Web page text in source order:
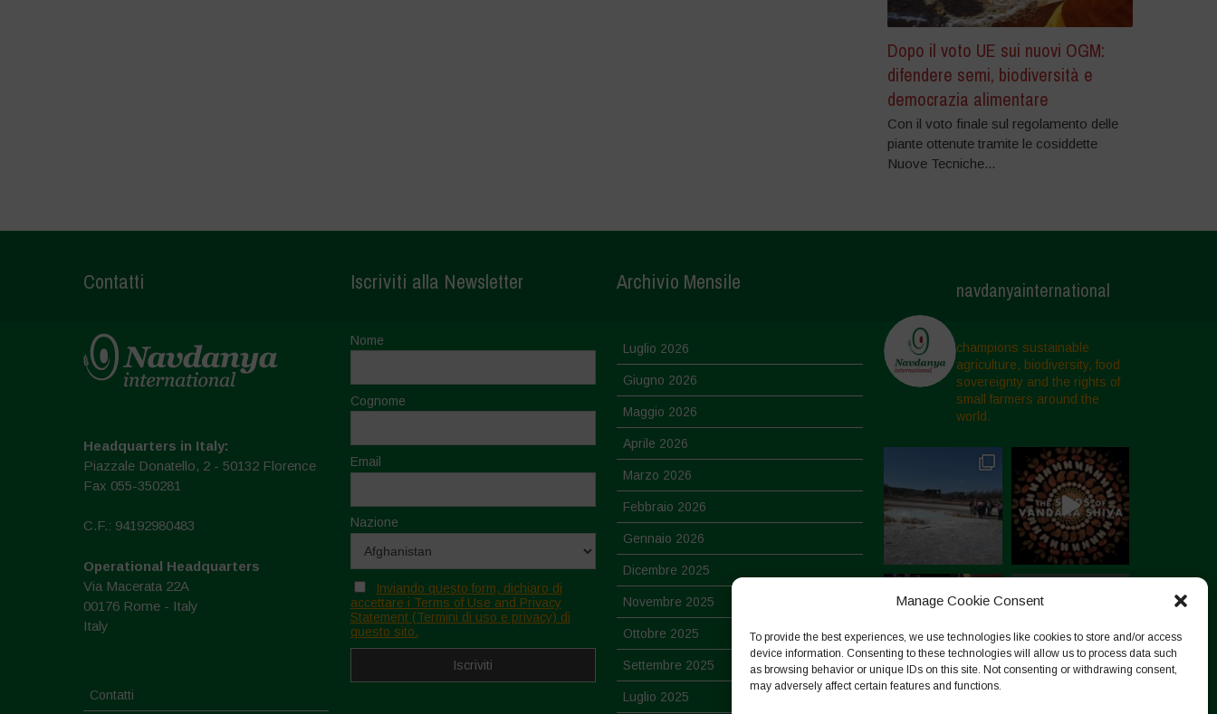
Manage Cookie Consent
To provide the best experiences, we use technologies like cookies to store and/or access
device information. Consenting to these technologies will allow us to process data such
as browsing behavior or unique IDs on this site. Not consenting or withdrawing consent,
may adversely affect certain features and functions.
Dopo il voto UE sui nuovi OGM:
difendere semi, biodiversità e
democrazia alimentare
Con il voto finale sul regolamento delle
piante ottenute tramite le cosiddette
Nuove Tecniche...
Contatti
Headquarters in Italy:
Piazzale Donatello, 2 - 50132 Florence
Fax 055-350281
C.F.: 94192980483
Operational Headquarters
Via Macerata 22A
00176 Rome - Italy
Italy
Contatti
Iscriviti alla Newsletter
Nome
Cognome
Email
Nazione
Inviando questo form, dichiaro di
accettare i Terms of Use and Privacy
Statement (Termini di uso e privacy) di
questo sito.
Archivio Mensile
Luglio 2026
Giugno 2026
Maggio 2026
Aprile 2026
Marzo 2026
Febbraio 2026
Gennaio 2026
Dicembre 2025
Novembre 2025
Ottobre 2025
Settembre 2025
Luglio 2025
navdanyainternational
champions sustainable
agriculture, biodiversity, food
sovereignty and the rights of
small farmers around the
world.